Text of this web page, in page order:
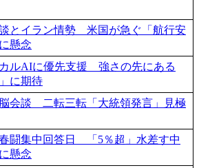
とイラン情勢 米国が急ぐ「航行安
懸念
ルAIに優先支援 強さの先にある
に期待
会談 二転三転「大統領発言」見極
闘集中回答日 「5％超」水差す中
懸念